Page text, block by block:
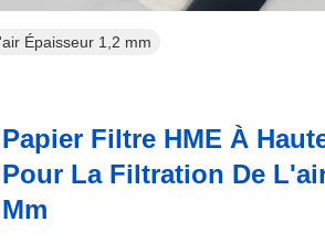
Épaisseur 1,2 mm
Papier Filtre HME À
Pour La Filtration De
Mm